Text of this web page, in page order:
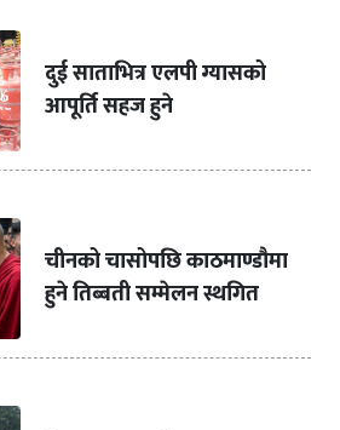
दुई साताभित्र एलपी ग्यासको
आपूर्ति सहज हुने
चीनको चासोपछि काठमाण्डौमा
हुने तिब्बती सम्मेलन स्थगित